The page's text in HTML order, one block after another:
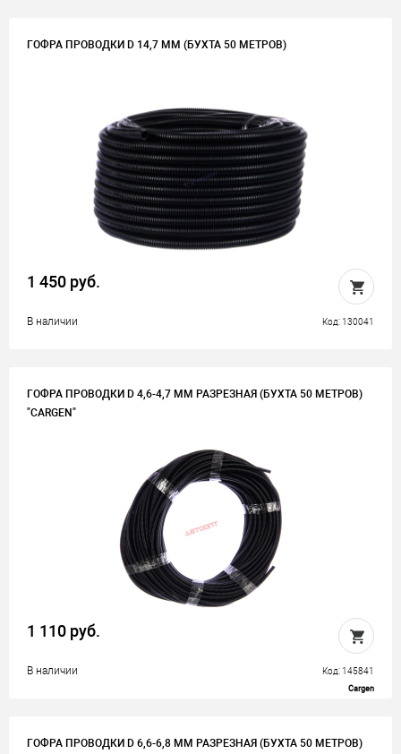
ГОФРА ПРОВОДКИ D 14,7 ММ (БУХТА 50 МЕТРОВ)
1 450 руб.
В наличии Код: 130041
ГОФРА ПРОВОДКИ D 4,6-4,7 ММ РАЗРЕЗНАЯ (БУХТА 50 МЕТРОВ)
"CARGEN"
1 110 руб.
В наличии Код: 145841
Cargen
ГОФРА ПРОВОДКИ D 6,6-6,8 ММ РАЗРЕЗНАЯ (БУХТА 50 МЕТРОВ)